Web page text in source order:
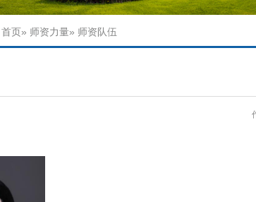
首页» 师资力量» 师资队伍